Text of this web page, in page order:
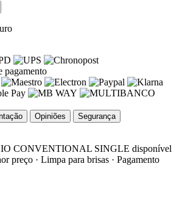
pagamento
Opiniões Segurança
CONVENTIONAL SINGLE disponível
preço · Limpa para brisas · Pagamento